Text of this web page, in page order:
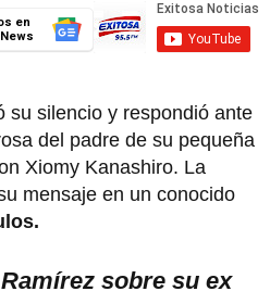
en
su silencio y respondió ante
del padre de su pequeña
Xiomy Kanashiro. La
mensaje en un conocido
sobre su ex